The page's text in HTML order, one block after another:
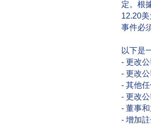
定。根
12.20
事件必
以下是
- 更改
- 更改
- 其他
- 更改
- 董事
- 增加